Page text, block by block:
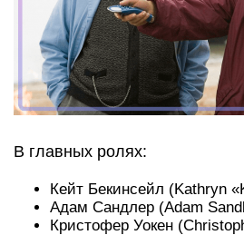
В главных ролях:
Кейт Бекинсейл (Kathryn
Адам Сандлер (Adam
Кристофер Уокен